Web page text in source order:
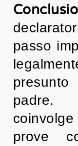
passo
prove